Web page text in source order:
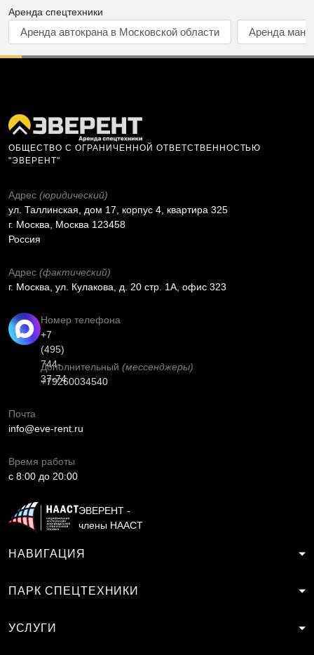
Аренда спецтехники
Аренда автокрана в Московской области Аренда
ОБЩЕСТВО С ОГРАНИЧЕННОЙ ОТВЕТСТВЕННОСТЬЮ
"ЭВЕРЕНТ"
Адрес (юридический)
ул. Таллинская, дом 17, корпус 4, квартира 325
г. Москва, Москва 123458
Россия
Адрес (фактический)
г. Москва, ул. Кулакова, д. 20 стр. 1А, офис 323
Номер телефона
+7
(495)
744-
37-74
Дополнительный (мессенджеры)
+79260034540
Почта
info@eve-rent.ru
Время работы
c 8:00 до 20:00
ЭВЕРЕНТ -
члены НААСТ
НАВИГАЦИЯ
ПАРК СПЕЦТЕХНИКИ
УСЛУГИ